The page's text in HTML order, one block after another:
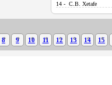
14 - C.B. Xetafe
8 9 10 11 12 13 14 15